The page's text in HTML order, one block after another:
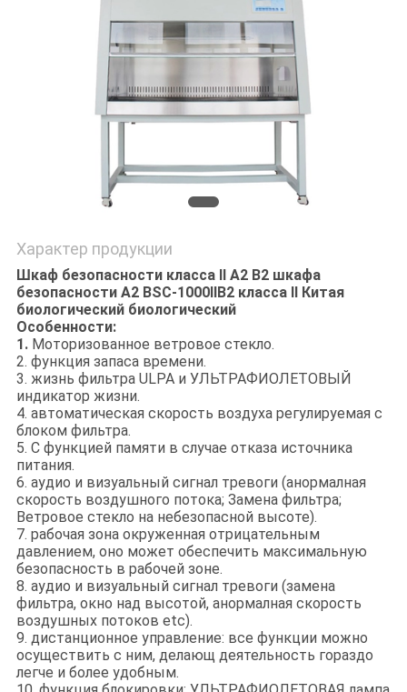
Характер продукции
Шкаф безопасности класса II A2 B2 шкафа
безопасности A2 BSC-1000IIB2 класса II Китая
биологический биологический
Особенности:
1. Моторизованное ветровое стекло.
2. функция запаса времени.
3. жизнь фильтра ULPA и УЛЬТРАФИОЛЕТОВЫЙ
индикатор жизни.
4. автоматическая скорость воздуха регулируемая с
блоком фильтра.
5. С функцией памяти в случае отказа источника
питания.
6. аудио и визуальный сигнал тревоги (анормалная
скорость воздушного потока; Замена фильтра;
Ветровое стекло на небезопасной высоте).
7. рабочая зона окруженная отрицательным
давлением, оно может обеспечить максимальную
безопасность в рабочей зоне.
8. аудио и визуальный сигнал тревоги (замена
фильтра, окно над высотой, анормалная скорость
воздушных потоков etc).
9. дистанционное управление: все функции можно
осуществить с ним, делающ деятельность гораздо
легче и более удобным.